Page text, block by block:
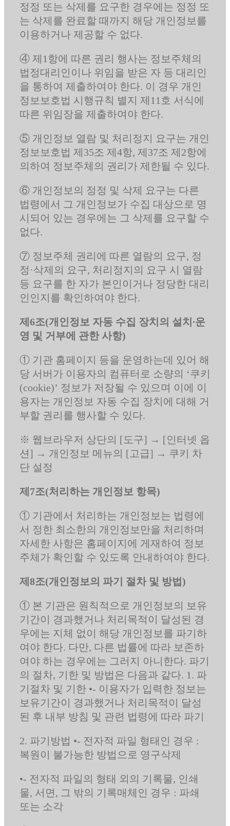
정정 또는 삭제를 요구한 경우에는 정정 또
는 삭제를 완료할 때까지 해당 개인정보를
이용하거나 제공할 수 없다.
④ 제1항에 따른 권리 행사는 정보주체의
법정대리인이나 위임을 받은 자 등 대리인
을 통하여 제출하여야 한다. 이 경우 개인
정보보호법 시행규칙 별지 제11호 서식에
따른 위임장을 제출하여야 한다.
⑤ 개인정보 열람 및 처리정지 요구는 개인
정보보호법 제35조 제4항, 제37조 제2항에
의하여 정보주체의 권리가 제한될 수 있다.
⑥ 개인정보의 정정 및 삭제 요구는 다른
법령에서 그 개인정보가 수집 대상으로 명
시되어 있는 경우에는 그 삭제를 요구할 수
없다.
⑦ 정보주체 권리에 따른 열람의 요구, 정
정·삭제의 요구, 처리정지의 요구 시 열람
등 요구를 한 자가 본인이거나 정당한 대리
인인지를 확인하여야 한다.
제6조(개인정보 자동 수집 장치의 설치∙운
영 및 거부에 관한 사항)
① 기관 홈페이지 등을 운영하는데 있어 해
당 서버가 이용자의 컴퓨터로 소량의 ‘쿠키
(cookie)’ 정보가 저장될 수 있으며 이에 이
용자는 개인정보 자동 수집 장치에 대해 거
부할 권리를 행사할 수 있다.
※ 웹브라우저 상단의 [도구] → [인터넷 옵
션] → 개인정보 메뉴의 [고급] → 쿠키 차
단 설정
제7조(처리하는 개인정보 항목)
① 기관에서 처리하는 개인정보는 법령에
서 정한 최소한의 개인정보만을 처리하며
자세한 사항은 홈페이지에 게재하여 정보
주체가 확인할 수 있도록 안내하여야 한다.
제8조(개인정보의 파기 절차 및 방법)
① 본 기관은 원칙적으로 개인정보의 보유
기간이 경과했거나 처리목적이 달성된 경
우에는 지체 없이 해당 개인정보를 파기하
여야 한다. 다만, 다른 법률에 따라 보존하
여야 하는 경우에는 그러지 아니한다. 파기
의 절차, 기한 및 방법은 다음과 같다. 1. 파
기절차 및 기한 •- 이용자가 입력한 정보는
보유기간이 경과했거나 처리목적이 달성
된 후 내부 방침 및 관련 법령에 따라 파기
2. 파기방법 •- 전자적 파일 형태인 경우 :
복원이 불가능한 방법으로 영구삭제
•- 전자적 파일의 형태 외의 기록물, 인쇄
물, 서면, 그 밖의 기록매체인 경우 : 파쇄
또는 소각